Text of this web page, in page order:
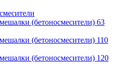
(бетоносмесители) 63
(бетоносмесители) 110
(бетоносмесители) 120